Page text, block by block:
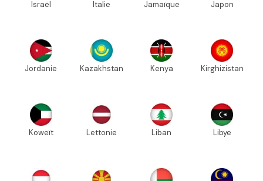
Israël Italie Jamaïque Japon
Jordanie Kazakhstan Kenya Kirghizistan
Koweït Lettonie Liban Libye